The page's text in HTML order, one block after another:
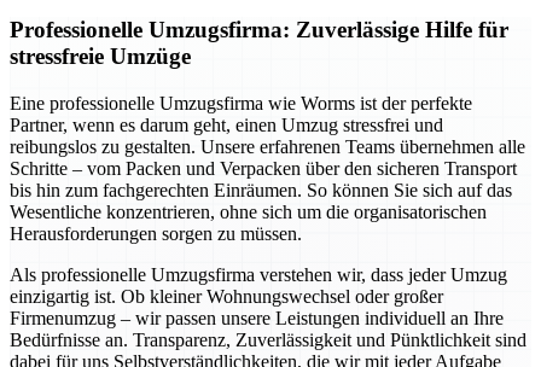
Professionelle Umzugsfirma: Zuverlässige Hilfe für
stressfreie Umzüge
Eine professionelle Umzugsfirma wie Worms ist der perfekte
Partner, wenn es darum geht, einen Umzug stressfrei und
reibungslos zu gestalten. Unsere erfahrenen Teams übernehmen alle
Schritte – vom Packen und Verpacken über den sicheren Transport
bis hin zum fachgerechten Einräumen. So können Sie sich auf das
Wesentliche konzentrieren, ohne sich um die organisatorischen
Herausforderungen sorgen zu müssen.
Als professionelle Umzugsfirma verstehen wir, dass jeder Umzug
einzigartig ist. Ob kleiner Wohnungswechsel oder großer
Firmenumzug – wir passen unsere Leistungen individuell an Ihre
Bedürfnisse an. Transparenz, Zuverlässigkeit und Pünktlichkeit sind
dabei für uns Selbstverständlichkeiten, die wir mit jeder Aufgabe